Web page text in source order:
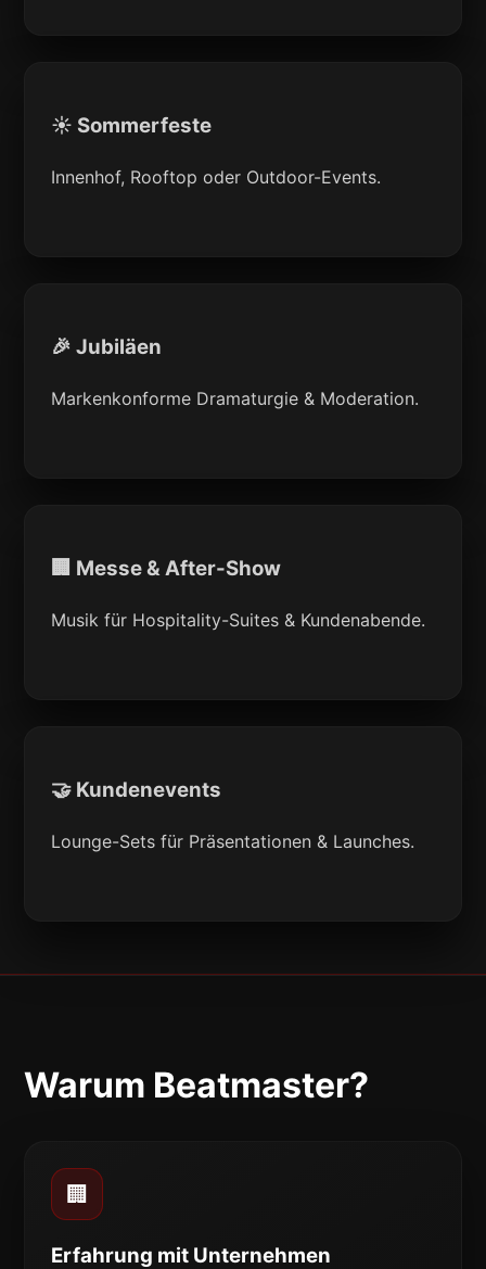
☀️ Sommerfeste
Innenhof, Rooftop oder Outdoor-Events.
🎉 Jubiläen
Markenkonforme Dramaturgie & Moderation.
🏢 Messe & After-Show
Musik für Hospitality-Suites & Kundenabende.
🤝 Kundenevents
Lounge-Sets für Präsentationen & Launches.
Warum Beatmaster?
🏢
Erfahrung mit Unternehmen